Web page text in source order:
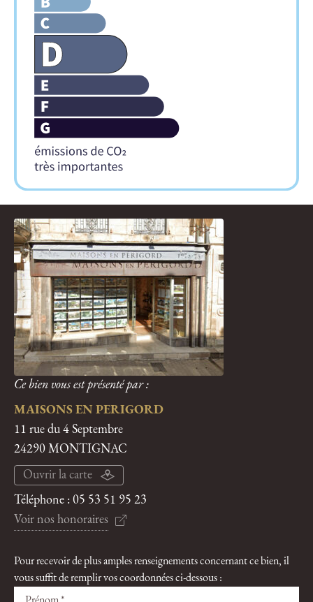
Ce bien vous est présenté par :
MAISONS EN PERIGORD
11 rue du 4 Septembre
24290 MONTIGNAC
Ouvrir la carte
Téléphone : 05 53 51 95 23
Voir nos honoraires
Pour recevoir de plus amples renseignements concernant ce bien, il
vous suffit de remplir vos coordonnées ci-dessous :